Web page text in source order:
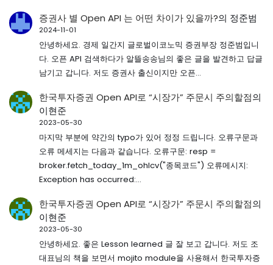
증권사 별 Open API 는 어떤 차이가 있을까?의 정준범
2024-11-01
안녕하세요. 경제 일간지 글로벌이코노믹 증권부장 정준범입니
다. 오픈 API 검색하다가 알뜰송송님의 좋은 글을 발견하고 답글
남기고 갑니다. 저도 증권사 출신이지만 오픈…
한국투자증권 Open API로 “시장가” 주문시 주의할점의
이현준
2023-05-30
마지막 부분에 약간의 typo가 있어 정정 드립니다. 오류구문과
오류 메세지는 다음과 같습니다. 오류구문: resp =
broker.fetch_today_1m_ohlcv("종목코드") 오류메시지:
Exception has occurred:…
한국투자증권 Open API로 “시장가” 주문시 주의할점의
이현준
2023-05-30
안녕하세요. 좋은 Lesson learned 글 잘 보고 갑니다. 저도 조
대표님의 책을 보면서 mojito module을 사용해서 한국투자증